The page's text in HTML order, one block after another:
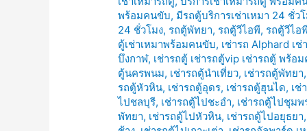
พร้อมคนขับ, มีรถตู้บริการเช่าเหมา 24 ชั่ว
24 ชั่วโมง, รถตู้พัทยา, รถตู้วีไอพี, รถตู้วีไอ
ตู้เช่าเหมาพร้อมคนขับ, เช่ารถ Alphard เ
บึงกาฬ, เช่ารถตู้ เช่ารถตู้vip เช่ารถตู้ พร้อ
ตู้นครพนม, เช่ารถตู้นำเที่ยว, เช่ารถตู้พัทยา
รถตู้หัวหิน, เช่ารถตู้อุดร, เช่ารถตู้ฮุนได, เช่
ไปชลบุรี, เช่ารถตู้ไปชะอำ, เช่ารถตู้ไปชุมพ
พัทยา, เช่ารถตู้ไปหัวหิน, เช่ารถตู้ไปอยุธยา